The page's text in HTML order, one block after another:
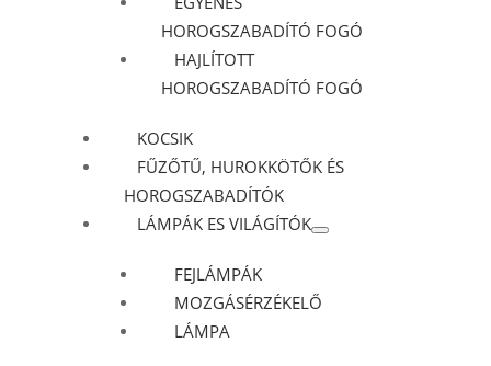
HOROGSZABADÍTÓ FOGÓ
HAJLÍTOTT
HOROGSZABADÍTÓ FOGÓ
KOCSIK
FŰZŐTŰ, HUROKKÖTŐK ÉS
HOROGSZABADÍTÓK
LÁMPÁK ES VILÁGÍTÓK
FEJLÁMPÁK
MOZGÁSÉRZÉKELŐ
LÁMPA